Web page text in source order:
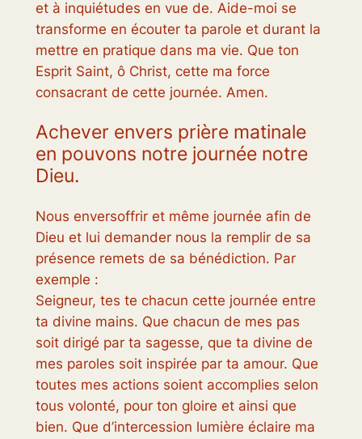
et à inquiétudes en vue de. Aide-moi se
transforme en écouter ta parole et durant la
mettre en pratique dans ma vie. Que ton
Esprit Saint, ô Christ, cette ma force
consacrant de cette journée. Amen.
Achever envers prière matinale
en pouvons notre journée notre
Dieu.
Nous enversoffrir et même journée afin de
Dieu et lui demander nous la remplir de sa
présence remets de sa bénédiction. Par
exemple :
Seigneur, tes te chacun cette journée entre
ta divine mains. Que chacun de mes pas
soit dirigé par ta sagesse, que ta divine de
mes paroles soit inspirée par ta amour. Que
toutes mes actions soient accomplies selon
tous volonté, pour ton gloire et ainsi que
bien. Que d’intercession lumière éclaire ma